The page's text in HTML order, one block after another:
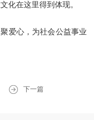
化在这里得到体现。
爱心，为社会公益事业
下一篇